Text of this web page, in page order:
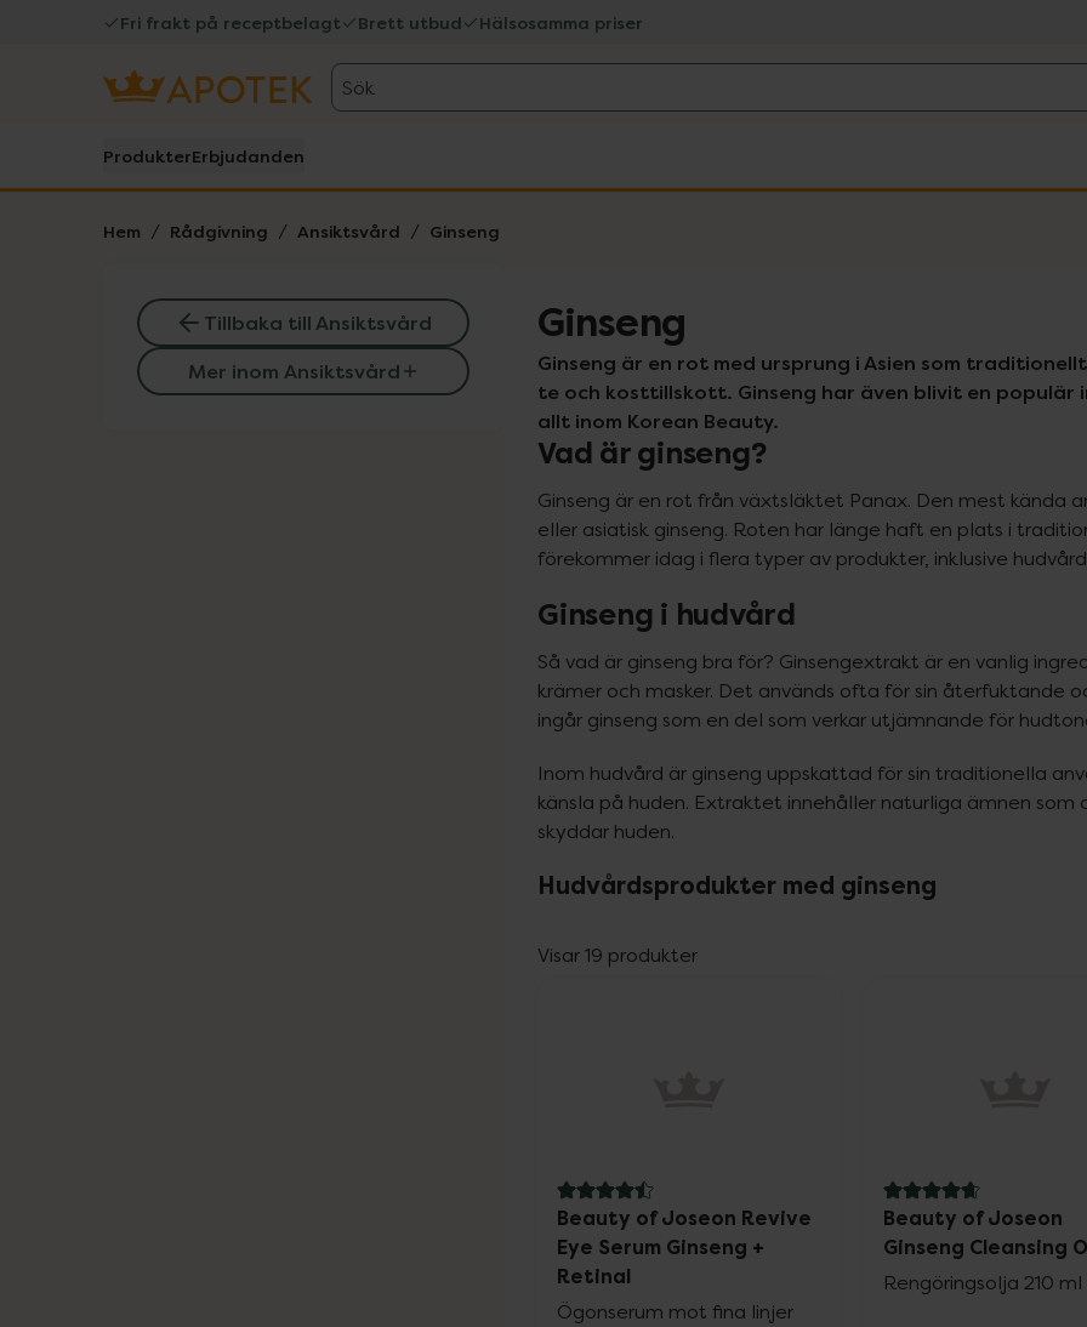
Fri frakt på receptbelagt Brett utbud Hälsosamma priser
Sök
ProdukterErbjudanden
Hem Rådgivning Ansiktsvård Ginseng
Tillbaka till Ansiktsvård
Mer inom Ansiktsvård
Ginseng
Ginseng är en rot med ursprung i Asien som
te och kosttillskott. Ginseng har även blivit en
allt inom Korean Beauty.
Vad är ginseng?
Ginseng är en rot från växtsläktet Panax. Den mest kända
eller asiatisk ginseng. Roten har länge haft en plats i
förekommer idag i flera typer av produkter, inklusive
Ginseng i hudvård
Så vad är ginseng bra för? Ginsengextrakt är en vanlig
krämer och masker. Det används ofta för sin återfuktande
ingår ginseng som en del som verkar utjämnande för
Inom hudvård är ginseng uppskattad för sin traditionella
känsla på huden. Extraktet innehåller naturliga ämnen
skyddar huden.
Hudvårdsprodukter med ginseng
Visar 19 produkter
4.5 av 5 i omdöme
Beauty of Joseon Revive
Eye Serum Ginseng +
Retinal
Ögonserum mot fina linjer
4.8 av 5 i omdöme
Beauty of Joseon
Ginseng Cleansing
Rengöringsolja 210 ml